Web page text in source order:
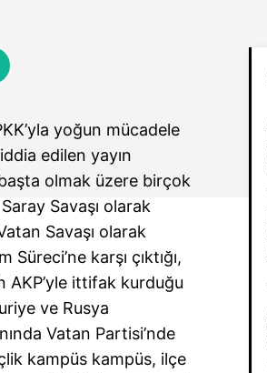
yoğun mücadele
edilen yayın
başta olmak üzere birçok
Savaşı olarak
Savaşı olarak
karşı çıktığı,
AKP’yle ittifak kurduğu
ve Rusya
Vatan Partisi’nde
kampüs kampüs, ilçe